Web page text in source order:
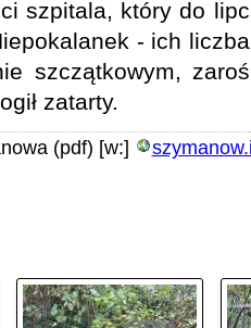
szpitala, który do
- ich
szczątkowym,
zatarty.
(pdf) [w:]